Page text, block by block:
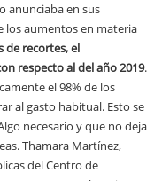
anunciaba en sus
los aumentos en materia
de recortes, el
respecto al del año 2019.
el 98% de los
al gasto habitual. Esto se
necesario y que no deja
Thamara Martínez,
del Centro de